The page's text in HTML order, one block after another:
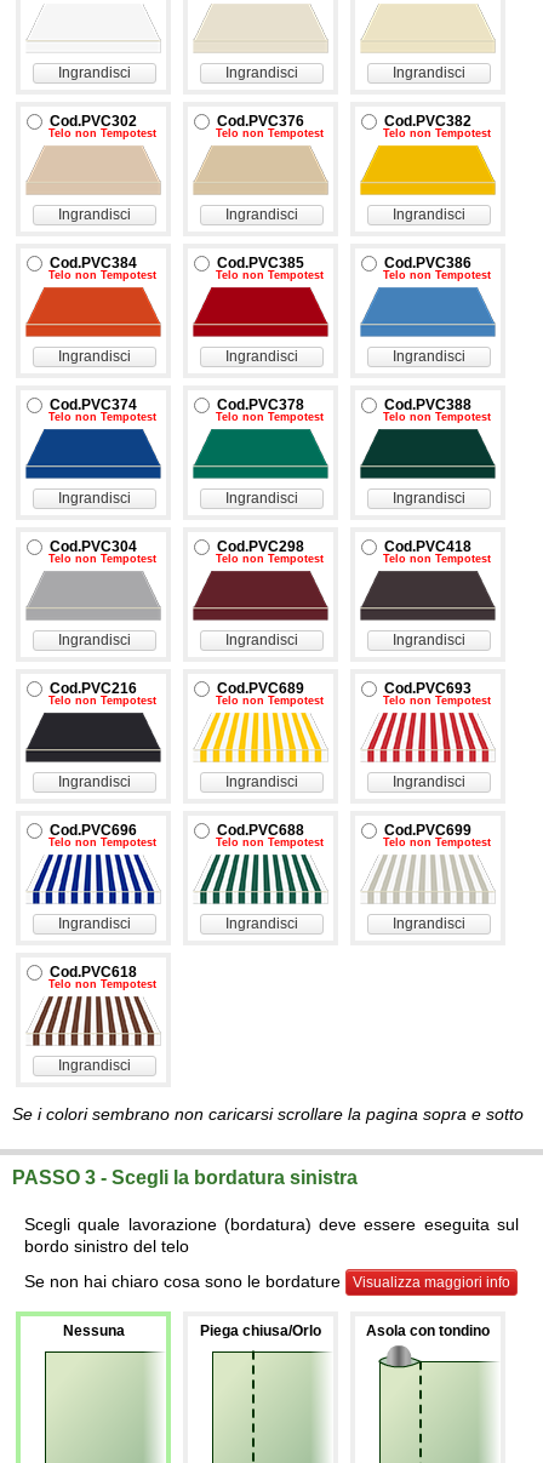
Ingrandisci Ingrandisci Ingrandisci
Cod.PVC302
Telo non Tempotest
Ingrandisci
Cod.PVC376
Telo non Tempotest
Ingrandisci
Cod.PVC382
Telo non Tempotest
Ingrandisci
Cod.PVC384
Telo non Tempotest
Ingrandisci
Cod.PVC385
Telo non Tempotest
Ingrandisci
Cod.PVC386
Telo non Tempotest
Ingrandisci
Cod.PVC374
Telo non Tempotest
Ingrandisci
Cod.PVC378
Telo non Tempotest
Ingrandisci
Cod.PVC388
Telo non Tempotest
Ingrandisci
Cod.PVC304
Telo non Tempotest
Ingrandisci
Cod.PVC298
Telo non Tempotest
Ingrandisci
Cod.PVC418
Telo non Tempotest
Ingrandisci
Cod.PVC216
Telo non Tempotest
Ingrandisci
Cod.PVC689
Telo non Tempotest
Ingrandisci
Cod.PVC693
Telo non Tempotest
Ingrandisci
Cod.PVC696
Telo non Tempotest
Ingrandisci
Cod.PVC688
Telo non Tempotest
Ingrandisci
Cod.PVC699
Telo non Tempotest
Ingrandisci
Cod.PVC618
Telo non Tempotest
Ingrandisci
Se i colori sembrano non caricarsi scrollare la pagina sopra e sotto
PASSO 3 - Scegli la bordatura sinistra
Scegli quale lavorazione (bordatura) deve essere eseguita sul
bordo sinistro del telo
Se non hai chiaro cosa sono le bordature
Visualizza maggiori info
Nessuna Piega chiusa/Orlo Asola con tondino